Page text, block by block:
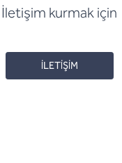
İletişim kurmak için
İLETİŞİM